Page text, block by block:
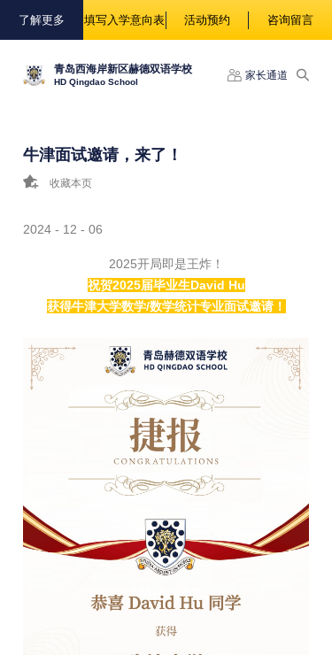
了解更多 填写入学意向表 活动预约 咨询留言
青岛西海岸新区赫德双语学校
HD Qingdao School
家长通道
牛津面试邀请，来了！
收藏本页
2024 - 12 - 06
2025开局即是王炸！
祝贺2025届毕业生David Hu
获得牛津大学数学/数学统计专业面试邀请！